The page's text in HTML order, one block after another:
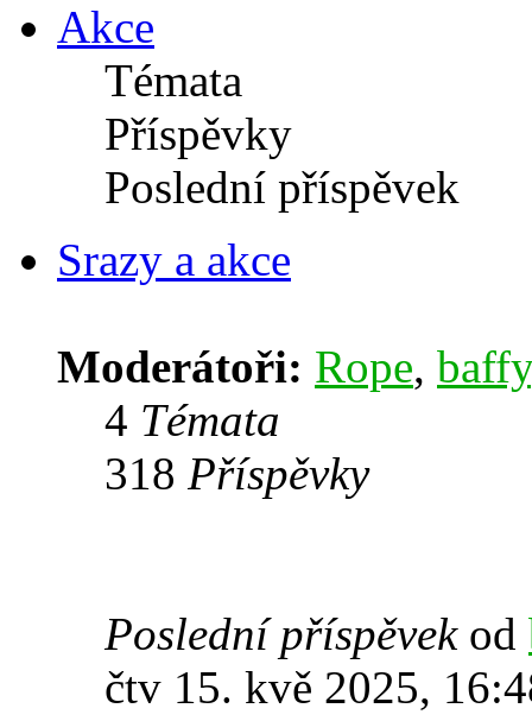
Akce
Témata
Příspěvky
Poslední příspěvek
Srazy a akce
Moderátoři: Rope, baffy
4 Témata
318 Příspěvky
Poslední příspěvekod
čtv 15. kvě 2025,